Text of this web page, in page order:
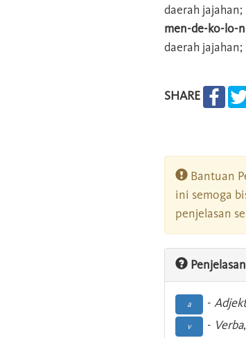
daerah jajahan;
men-de-ko-lo-
daerah
SHARE
Bantuan
ini semoga
penjelasan
Penjelasan
a -
v - Verba